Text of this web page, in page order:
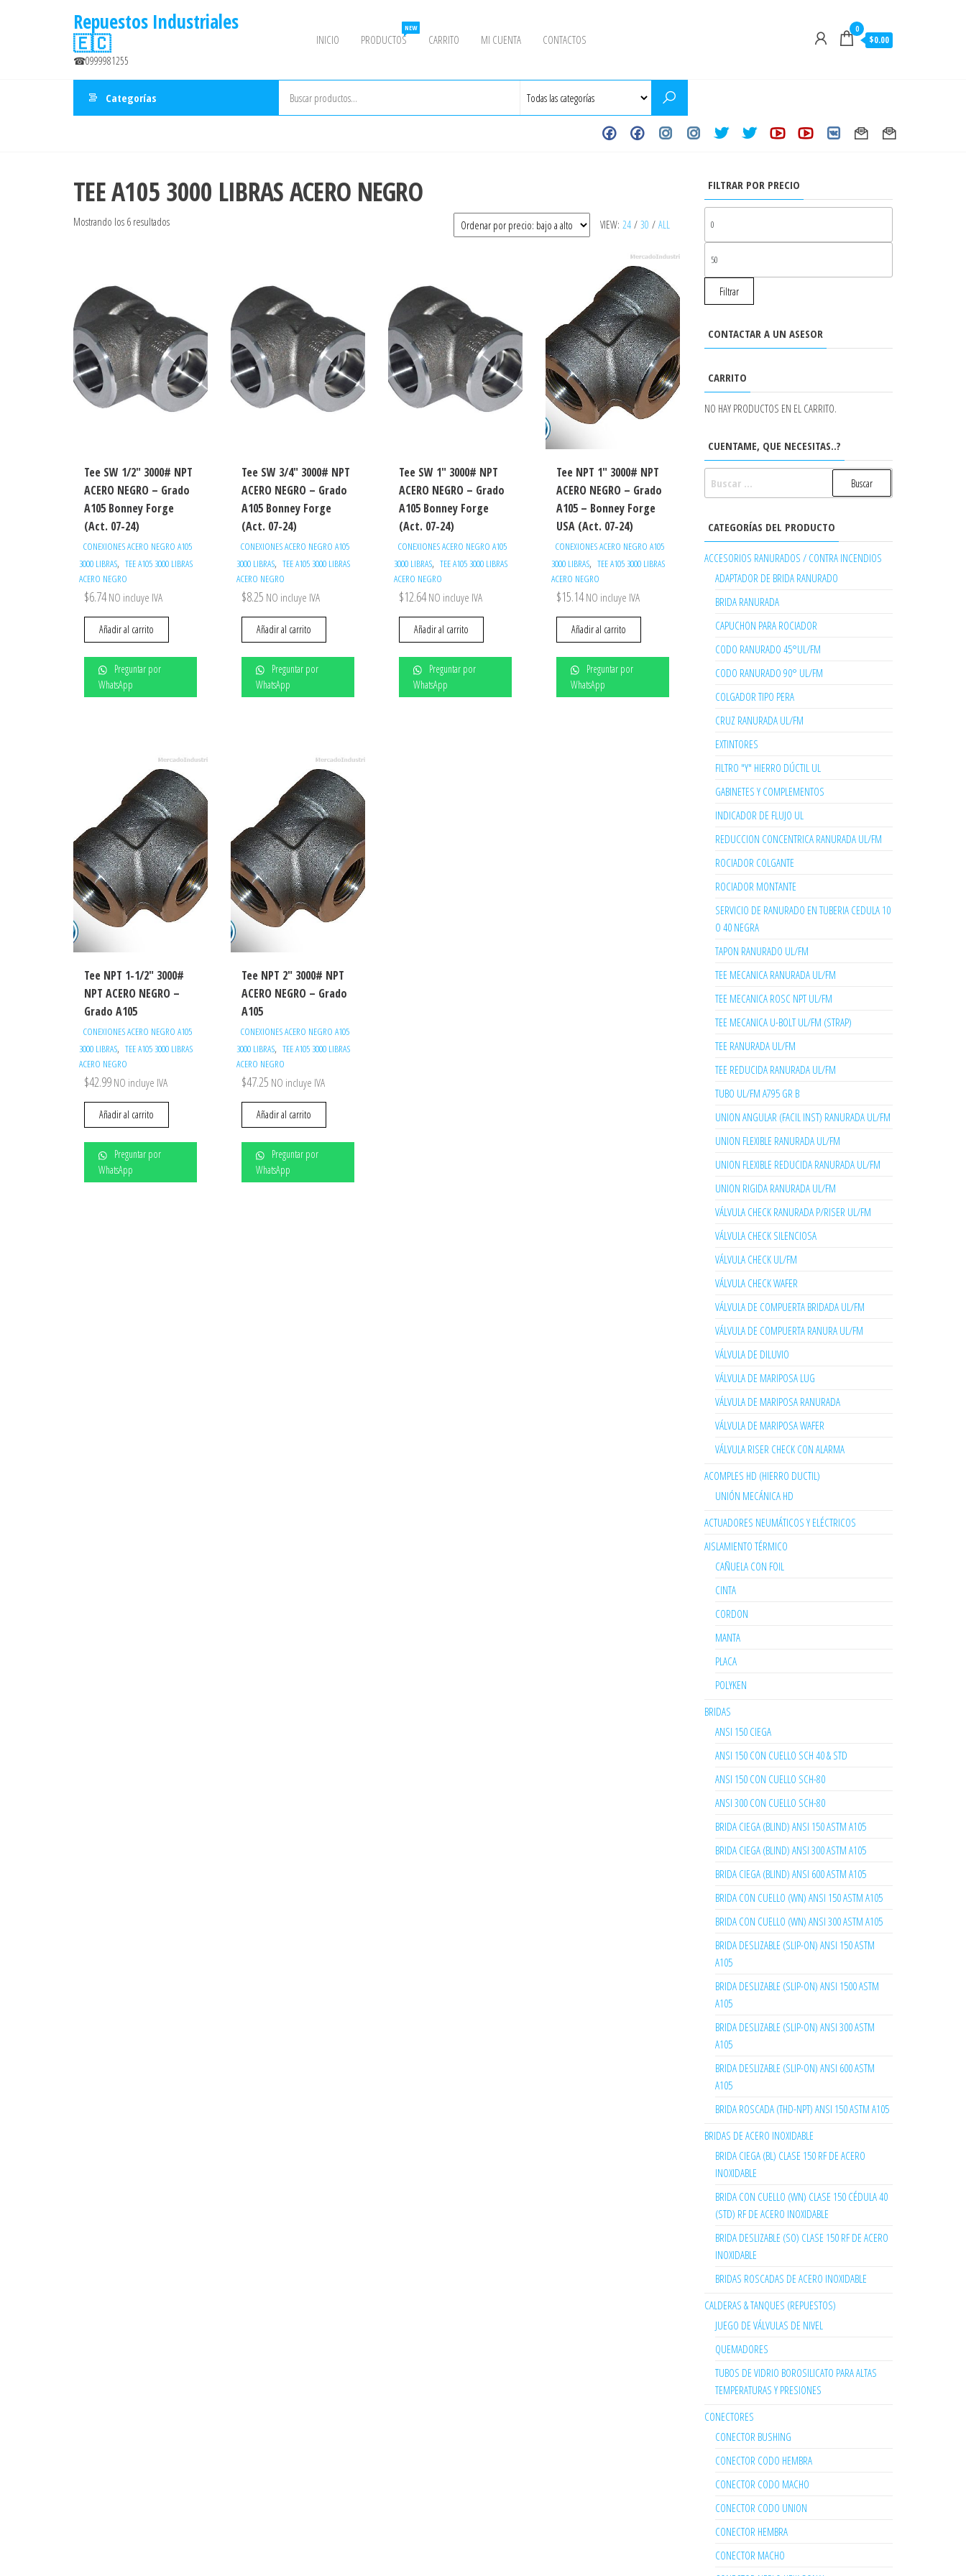
Repuestos Industriales
🇪🇨
☎0999981255
INICIO PRODUCTOS
NEW
CARRITO MI CUENTA CONTACTOS
0
$0.00
Categorías
TEE A105 3000 LIBRAS ACERO NEGRO
VIEW: 24 / 30 / ALL
Mostrando los 6 resultadosOrdenado
Tee SW 1/2″ 3000# NPT
ACERO NEGRO – Grado
A105 Bonney Forge
(Act. 07-24)
CONEXIONES ACERO NEGRO A105
3000 LIBRAS, TEE A105 3000 LIBRAS
ACERO NEGRO
$6.74 NO incluye IVA
Añadir al carrito
Preguntar por
WhatsApp
Tee SW 3/4″ 3000# NPT
ACERO NEGRO – Grado
A105 Bonney Forge
(Act. 07-24)
CONEXIONES ACERO NEGRO A105
3000 LIBRAS, TEE A105 3000 LIBRAS
ACERO NEGRO
$8.25 NO incluye IVA
Añadir al carrito
Preguntar por
WhatsApp
Tee SW 1″ 3000# NPT
ACERO NEGRO – Grado
A105 Bonney Forge
(Act. 07-24)
CONEXIONES ACERO NEGRO A105
3000 LIBRAS, TEE A105 3000 LIBRAS
ACERO NEGRO
$12.64NO incluye IVA
Añadir al carrito
Preguntar por
WhatsApp
Tee NPT 1″ 3000# NPT
ACERO NEGRO – Grado
A105 – Bonney Forge
USA (Act. 07-24)
CONEXIONES ACERO NEGRO A105
3000 LIBRAS, TEE A105 3000 LIBRAS
ACERO NEGRO
$15.14NO incluye IVA
Añadir al carrito
Preguntar por
WhatsApp
Tee NPT 1-1/2″ 3000#
NPT ACERO NEGRO –
Grado A105
CONEXIONES ACERO NEGRO A105
3000 LIBRAS, TEE A105 3000 LIBRAS
ACERO NEGRO
$42.99 NO incluye IVA
Añadir al carrito
Preguntar por
WhatsApp
Tee NPT 2″ 3000# NPT
ACERO NEGRO – Grado
A105
CONEXIONES ACERO NEGRO A105
3000 LIBRAS, TEE A105 3000 LIBRAS
ACERO NEGRO
$47.25 NO incluye IVA
Añadir al carrito
Preguntar por
WhatsApp
FILTRAR POR PRECIO
MÍNIMO
MÁXIMO
Filtrar
CONTACTAR A UN ASESOR
CARRITO
NO HAY PRODUCTOS EN EL CARRITO.
CUENTAME, QUE NECESITAS..?
CATEGORÍAS DEL PRODUCTO
ACCESORIOS RANURADOS / CONTRA INCENDIOS
ADAPTADOR DE BRIDA RANURADO
BRIDA RANURADA
CAPUCHON PARA ROCIADOR
CODO RANURADO 45°UL/FM
CODO RANURADO 90° UL/FM
COLGADOR TIPO PERA
CRUZ RANURADA UL/FM
EXTINTORES
FILTRO "Y" HIERRO DÚCTIL UL
GABINETES Y COMPLEMENTOS
INDICADOR DE FLUJO UL
REDUCCION CONCENTRICA RANURADA UL/FM
ROCIADOR COLGANTE
ROCIADOR MONTANTE
SERVICIO DE RANURADO EN TUBERIA CEDULA 10
O 40 NEGRA
TAPON RANURADO UL/FM
TEE MECANICA RANURADA UL/FM
TEE MECANICA ROSC NPT UL/FM
TEE MECANICA U-BOLT UL/FM (STRAP)
TEE RANURADA UL/FM
TEE REDUCIDA RANURADA UL/FM
TUBO UL/FM A795 GR B
UNION ANGULAR (FACIL INST) RANURADA UL/FM
UNION FLEXIBLE RANURADA UL/FM
UNION FLEXIBLE REDUCIDA RANURADA UL/FM
UNION RIGIDA RANURADA UL/FM
VÁLVULA CHECK RANURADA P/RISER UL/FM
VÁLVULA CHECK SILENCIOSA
VÁLVULA CHECK UL/FM
VÁLVULA CHECK WAFER
VÁLVULA DE COMPUERTA BRIDADA UL/FM
VÁLVULA DE COMPUERTA RANURA UL/FM
VÁLVULA DE DILUVIO
VÁLVULA DE MARIPOSA LUG
VÁLVULA DE MARIPOSA RANURADA
VÁLVULA DE MARIPOSA WAFER
VÁLVULA RISER CHECK CON ALARMA
ACOMPLES HD (HIERRO DUCTIL)
UNIÓN MECÁNICA HD
ACTUADORES NEUMÁTICOS Y ELÉCTRICOS
AISLAMIENTO TÉRMICO
CAÑUELA CON FOIL
CINTA
CORDON
MANTA
PLACA
POLYKEN
BRIDAS
ANSI 150 CIEGA
ANSI 150 CON CUELLO SCH 40 & STD
ANSI 150 CON CUELLO SCH-80
ANSI 300 CON CUELLO SCH-80
BRIDA CIEGA (BLIND) ANSI 150 ASTM A105
BRIDA CIEGA (BLIND) ANSI 300 ASTM A105
BRIDA CIEGA (BLIND) ANSI 600 ASTM A105
BRIDA CON CUELLO (WN) ANSI 150 ASTM A105
BRIDA CON CUELLO (WN) ANSI 300 ASTM A105
BRIDA DESLIZABLE (SLIP-ON) ANSI 150 ASTM
A105
BRIDA DESLIZABLE (SLIP-ON) ANSI 1500 ASTM
A105
BRIDA DESLIZABLE (SLIP-ON) ANSI 300 ASTM
A105
BRIDA DESLIZABLE (SLIP-ON) ANSI 600 ASTM
A105
BRIDA ROSCADA (THD-NPT) ANSI 150 ASTM A105
BRIDAS DE ACERO INOXIDABLE
BRIDA CIEGA (BL) CLASE 150 RF DE ACERO
INOXIDABLE
BRIDA CON CUELLO (WN) CLASE 150 CÉDULA 40
(STD) RF DE ACERO INOXIDABLE
BRIDA DESLIZABLE (SO) CLASE 150 RF DE ACERO
INOXIDABLE
BRIDAS ROSCADAS DE ACERO INOXIDABLE
CALDERAS & TANQUES (REPUESTOS)
JUEGO DE VÁLVULAS DE NIVEL
QUEMADORES
TUBOS DE VIDRIO BOROSILICATO PARA ALTAS
TEMPERATURAS Y PRESIONES
CONECTORES
CONECTOR BUSHING
CONECTOR CODO HEMBRA
CONECTOR CODO MACHO
CONECTOR CODO UNION
CONECTOR HEMBRA
CONECTOR MACHO